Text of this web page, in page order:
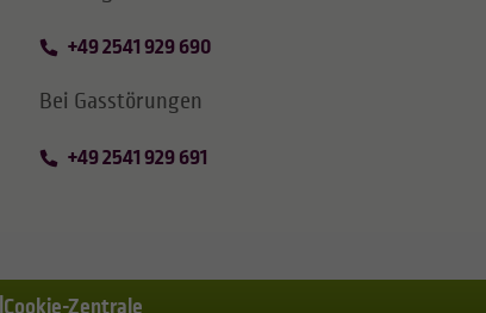
+49 2541 929 690
Bei Gasstörungen
+49 2541 929 691
Cookie-Zentrale